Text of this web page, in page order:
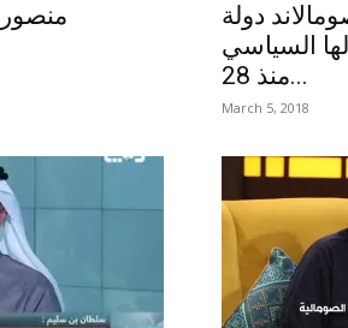
دولة
السياسي
منذ 28...
March 5, 2018